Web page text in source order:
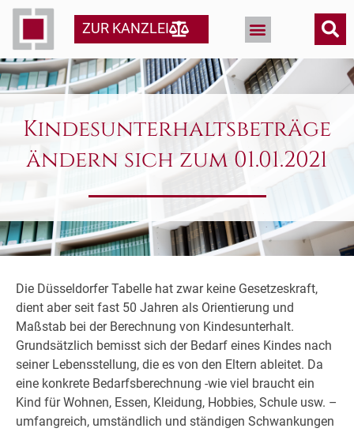
ZUR KANZLEI
Kindesunterhaltsbeträge
ändern sich zum 01.01.2021
Die Düsseldorfer Tabelle hat zwar keine Gesetzeskraft,
dient aber seit fast 50 Jahren als Orientierung und
Maßstab bei der Berechnung von Kindesunterhalt.
Grundsätzlich bemisst sich der Bedarf eines Kindes nach
seiner Lebensstellung, die es von den Eltern ableitet. Da
eine konkrete Bedarfsberechnung -wie viel braucht ein
Kind für Wohnen, Essen, Kleidung, Hobbies, Schule usw. –
umfangreich, umständlich und ständigen Schwankungen